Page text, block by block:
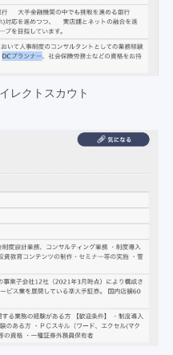
レクトスカウト